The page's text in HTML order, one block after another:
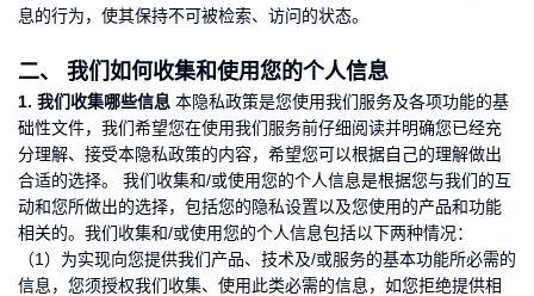
息的行为，使其保持不可被检索、访问的状态。
二、 我们如何收集和使用您的个人信息
1. 我们收集哪些信息 本隐私政策是您使用我们服务及各项功能的基
础性文件，我们希望您在使用我们服务前仔细阅读并明确您已经充
分理解、接受本隐私政策的内容，希望您可以根据自己的理解做出
合适的选择。 我们收集和/或使用您的个人信息是根据您与我们的互
动和您所做出的选择，包括您的隐私设置以及您使用的产品和功能
相关的。我们收集和/或使用您的个人信息包括以下两种情况：
（1）为实现向您提供我们产品、技术及/或服务的基本功能所必需的
信息，您须授权我们收集、使用此类必需的信息，如您拒绝提供相